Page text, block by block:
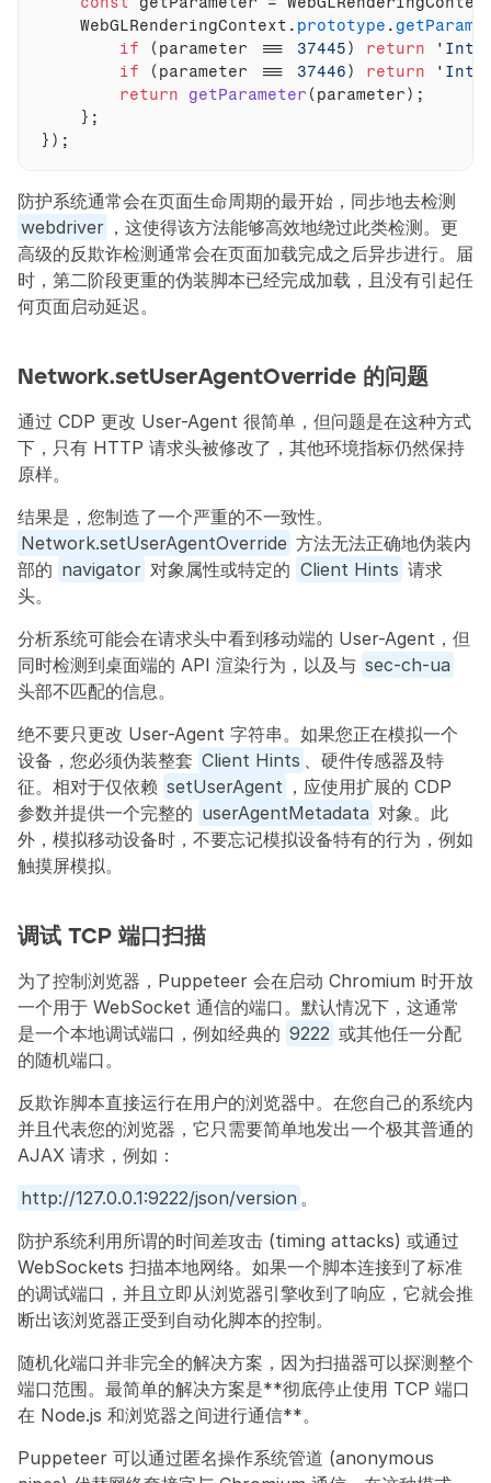
WebGLRenderingContext . prototype .
if
( parameter === 37445) return
if
( parameter === 37446) return
'Intel
return
getParameter ( parameter) ;
} ;
} ) ;
webdriver ，这使得该方法能够高效地绕过此类检测。更
高级的反欺诈检测通常会在页面加载完成之后异步进行。届
时，第二阶段更重的伪装脚本已经完成加载，且没有引起任
何页面启动延迟。
Network.setUserAgentOverride 的问题
通过 CDP 更改 User-Agent 很简单，但问题是在这种方式
下，只有 HTTP 请求头被修改了，其他环境指标仍然保持
原样。
结果是，您制造了一个严重的不一致性。
Network.setUserAgentOverride 方法无法正确地伪装内
部的 navigator 对象属性或特定的 Client Hints 请求
头。
分析系统可能会在请求头中看到移动端的 User-Agent，但
同时检测到桌面端的 API 渲染行为，以及与 sec-ch-ua
头部不匹配的信息。
绝不要只更改 User-Agent 字符串。如果您正在模拟一个
设备，您必须伪装整套 Client Hints
、硬件传感器及特
征。相对于仅依赖 setUserAgent ，应使用扩展的 CDP
参数并提供一个完整的 userAgentMetadata 对象。此
外，模拟移动设备时，不要忘记模拟设备特有的行为，例如
触摸屏模拟。
调试 TCP 端口扫描
为了控制浏览器，Puppeteer 会在启动 Chromium 时开放
一个用于 WebSocket 通信的端口。默认情况下，这通常
是一个本地调试端口，例如经典的 9222 或其他任一分配
的随机端口。
反欺诈脚本直接运行在用户的浏览器中。在您自己的系统内
并且代表您的浏览器，它只需要简单地发出一个极其普通的
AJAX 请求，例如：
http://127.0.0.1:9222/json/version 。
防护系统利用所谓的时间差攻击 (timing attacks) 或通过
WebSockets 扫描本地网络。如果一个脚本连接到了标准
的调试端口，并且立即从浏览器引擎收到了响应，它就会推
断出该浏览器正受到自动化脚本的控制。
随机化端口并非完全的解决方案，因为扫描器可以探测整个
端口范围。最简单的解决方案是**彻底停止使用 TCP 端口
在 Node.js 和浏览器之间进行通信**。
Puppeteer 可以通过匿名操作系统管道 (anonymous